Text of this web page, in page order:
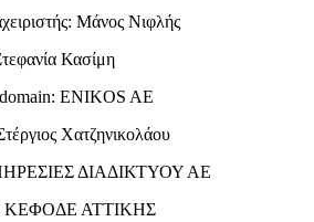
Μάνος Νιφλής
Κασίμη
ENIKOS AE
Χατζηνικολάου
ΔΙΑΔΙΚΤΥΟΥ ΑΕ
ΚΕΦΟΔΕ ΑΤΤΙΚΗΣ